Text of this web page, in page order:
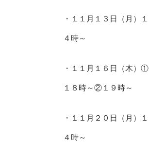
・１１月１３日（月）１
４時～
・１１月１６日（木）①
１８時～②１９時～
・１１月２０日（月）１
４時～